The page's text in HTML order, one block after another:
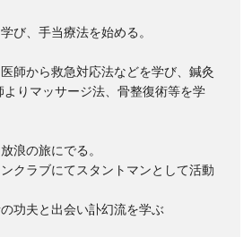
び、手当療法を始める。
師から救急対応法などを学び、鍼灸
りマッサージ法、骨整復術等を学
浪の旅にでる。
クラブにてスタントマンとして活動
功夫と出会い訃幻流を学ぶ